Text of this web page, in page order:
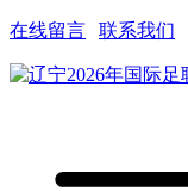
在线留言 联系我们